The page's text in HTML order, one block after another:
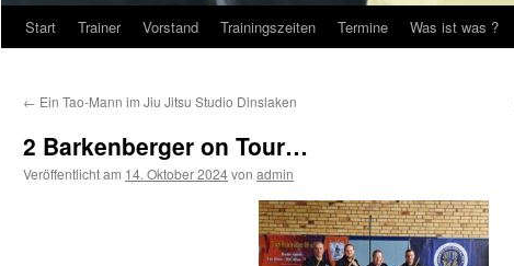
Start Trainer Vorstand Trainingszeiten Termine Was ist was ?
← Ein Tao-Mann im Jiu Jitsu Studio Dinslaken
2 Barkenberger on Tour…
Veröffentlicht am 14. Oktober 2024von admin